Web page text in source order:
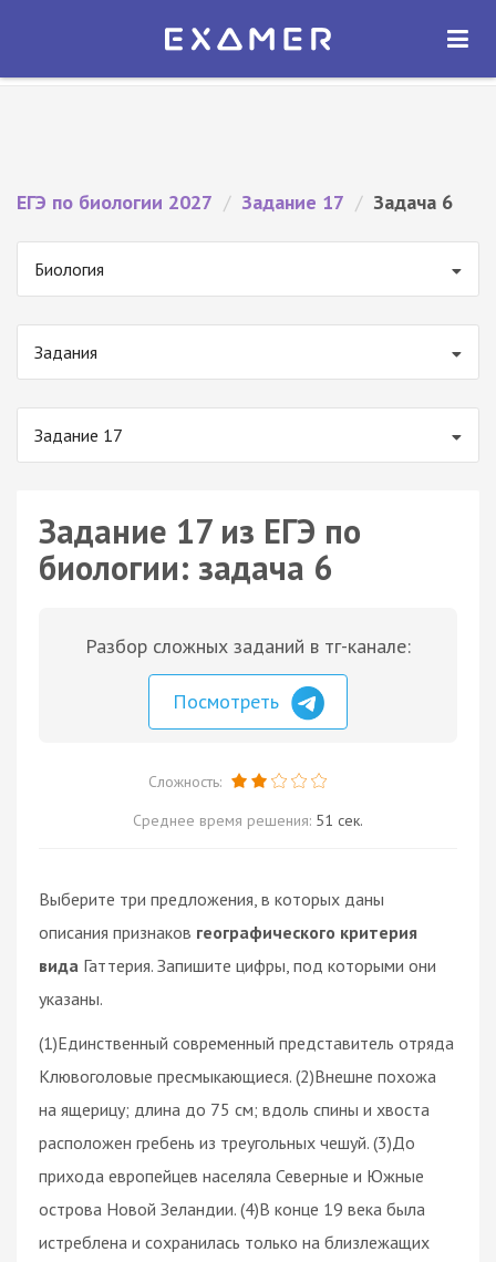
Экзамер — ЕГЭ 2027
ОТКРЫТЬ
ЕГЭ по биологии 2027 / Задание 17 / Задача 6
Биология
Задания
Задание 17
Задание 17 из ЕГЭ по
биологии: задача 6
Разбор сложных заданий в тг-канале:
Посмотреть
Сложность:
Среднее время решения: 51 сек.
Выберите три предложения, в которых даны
описания признаков географического критерия
вида Гаттерия. Запишите цифры, под которыми они
указаны.
(1)Единственный современный представитель отряда
Клювоголовые пресмыкающиеся. (2)Внешне похожа
на ящерицу; длина до 75 см; вдоль спины и хвоста
расположен гребень из треугольных чешуй. (3)До
прихода европейцев населяла Северные и Южные
острова Новой Зеландии. (4)В конце 19 века была
истреблена и сохранилась только на близлежащих